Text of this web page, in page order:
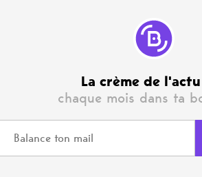
La crème de
chaque mois dans ta